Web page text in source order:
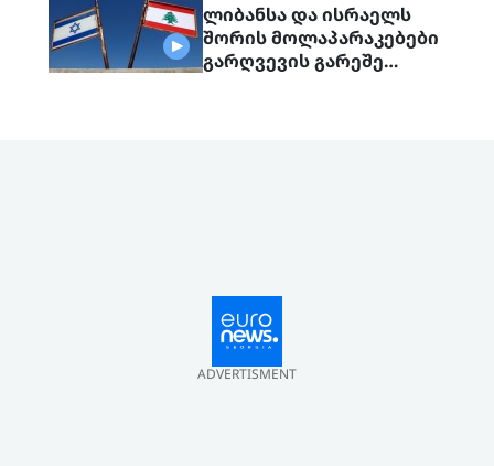
ლიბანსა და ისრაელს
შორის მოლაპარაკებები
გარღვევის გარეშე
ADVERTISMENT